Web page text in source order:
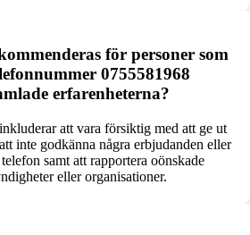
för personer som
0755581968
erfarenheterna?
att vara försiktig med att ge ut
inte godkänna några erbjudanden eller
samt att rapportera oönskade
eller organisationer.